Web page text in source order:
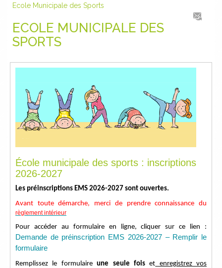
Ecole Municipale des Sports
ECOLE MUNICIPALE DES
SPORTS
École municipale des sports : inscriptions
2026-2027
Les préinscriptions EMS 2026-2027 sont ouvertes.
Avant toute démarche, merci de prendre connaissance du
règlement intérieur
Pour accéder au formulaire en ligne, cliquer sur ce lien :
Demande de préinscription EMS 2026-2027 – Remplir le
formulaire
Remplissez le formulaireune seule foiset enregistrez vos